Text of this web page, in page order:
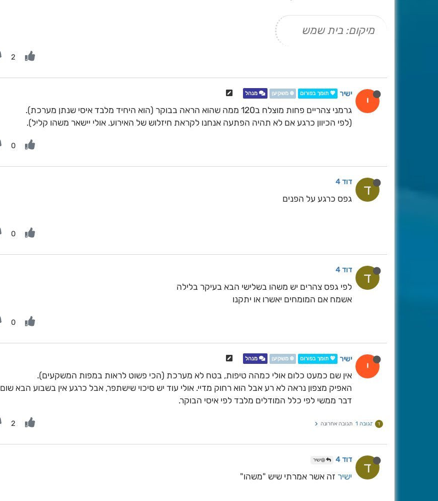
מיקום: בית שמש
2
י ישיר 💖 תומך בפורום ❄️ משקיען מנהל
גרמני צהריים פחות מוצלח ב120 ממה שהוא הראה בבוקר (הוא היחיד מלבד איסי שנתן מערכת).
(לפי הכיוון כרגע אם לא תהיה הפתעה אנחנו לקראת חיזלוש של האירוע. אולי יישאר משהו קליל).
0
ד דוד 4
גפס כרגע על הפנים
0
ד דוד 4
לפי גפס צהרים יש משהו בשלישי הבא בעיקר בלילה
אשמח אם המומחים יאשרו או יתקנו
0
י ישיר 💖 תומך בפורום ❄️ משקיען מנהל
אין שם כמעט כלום אולי כמהה טיפות, בטח לא מערכת (הכי פשוט לראות במפות המשקעים).
האפיק מצפון נראה לא רע אבל הוא רחוק מדיי. אולי עוד יש סיכוי שישתפר, אבל כרגע אין בשבוע הבא שום
דבר ממשי לפי כלל המודלים מלבד לפי איסי הבוקר.
ד תגובה 1 תגובה אחרונה 2
ד דוד 4 @ישיר
ישיר זה אשר אמרתי שיש "משהו"